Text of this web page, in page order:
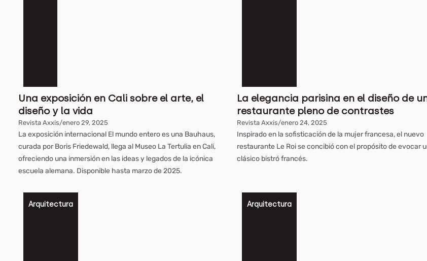
Una exposición en Cali sobre el arte, el
diseño y la vida
Revista Axxis/enero 29, 2025
La exposición internacional El mundo entero es una Bauhaus,
curada por Boris Friedewald, llega al Museo La Tertulia en Cali,
ofreciendo una inmersión en las ideas y legados de la icónica
escuela alemana. Disponible hasta marzo de 2025.
La elegancia parisina en el diseño de
restaurante pleno de contrastes
Revista Axxis/enero 24, 2025
Inspirado en la sofisticación de la mujer francesa, el nuevo
restaurante Le Roi se concibió con el propósito de evocar
clásico bistró francés.
Arquitectura Arquitectura